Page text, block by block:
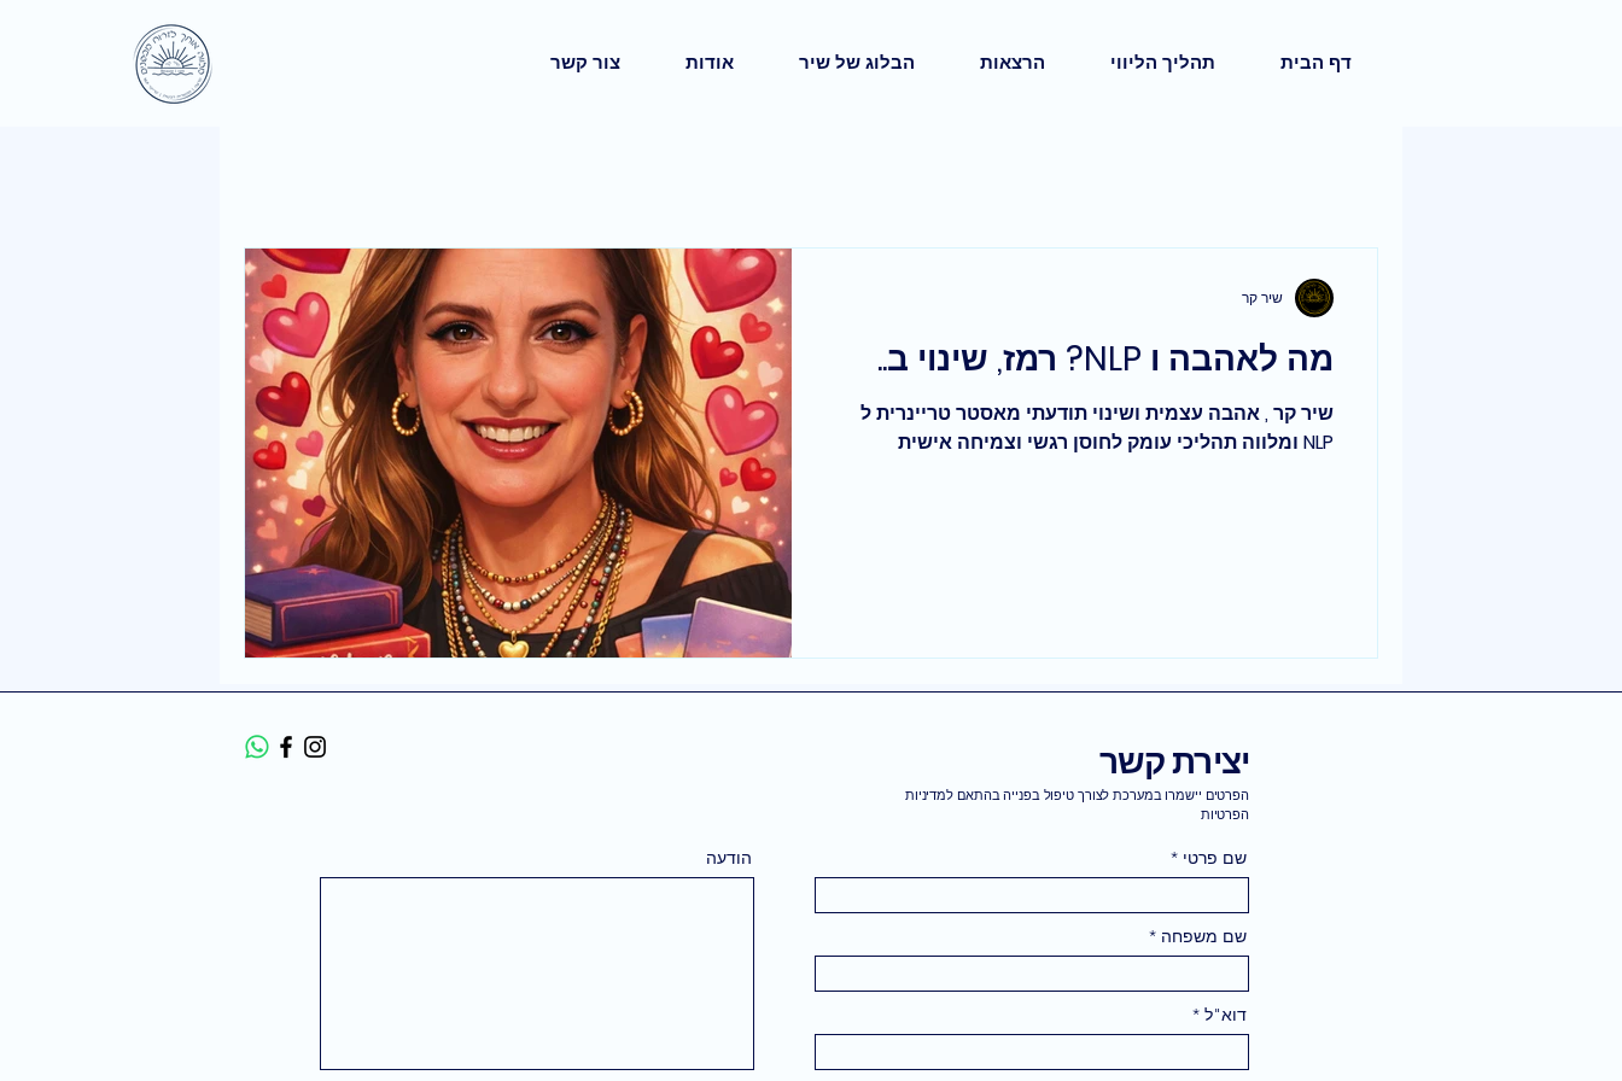
דף הבית תהליך הליווי הרצאות הבלוג של שיר אודות צור קשר
מה לאהבה ו NLP? רמז, שינוי ב..
שיר קר , אהבה עצמית ושינוי תודעתי מאסטר טריינרית ל
NLP ומלווה תהליכי עומק לחוסן רגשי וצמיחה אישית
שיר קר
יצירת קשר
הודעה שם פרטי
שם משפחה
דוא"ל
הפרטים יישמרו במערכת לצורך טיפול בפנייה בהתאם למדיניות
הפרטיות